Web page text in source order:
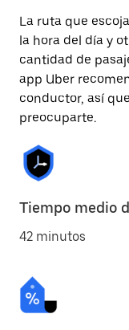
La ruta que
la hora del día y
cantidad de
app Uber
conductor, así
preocuparte.
Tiempo medio
42 minutos